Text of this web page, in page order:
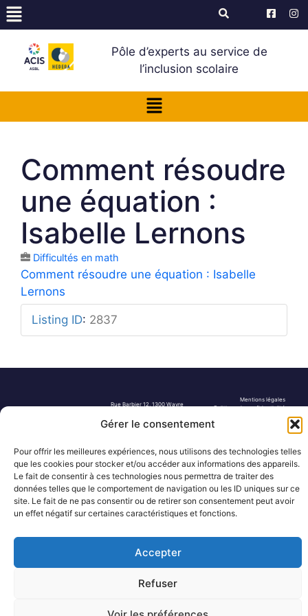
Gérer le consentement
Pour offrir les meilleures expériences, nous utilisons des technologies telles
que les cookies pour stocker et/ou accéder aux informations des appareils.
Le fait de consentir à ces technologies nous permettra de traiter des
données telles que le comportement de navigation ou les ID uniques sur ce
site. Le fait de ne pas consentir ou de retirer son consentement peut avoir
un effet négatif sur certaines caractéristiques et fonctions.
Accepter
Refuser
Pôle d’experts au service de
l’inclusion scolaire
Comment résoudre
une équation :
Isabelle Lernons
Difficultés en math
Comment résoudre une équation : Isabelle
Lernons
Listing ID: 2837
Rue Barbier 12, 1300 Wavre
Numéro FASE : 11020
Mentions légales
Politique de confidentialité
© 2026 Pôle Hedera, tous droits